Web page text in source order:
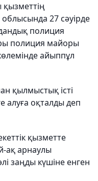
27 сәуірде
полиция
полиция майоры
айыппұл
қылмыстық істі
алуға оқталды деп
қызметте
ақ арнаулы
заңды күшіне енген